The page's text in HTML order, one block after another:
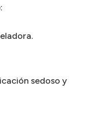
sedoso y